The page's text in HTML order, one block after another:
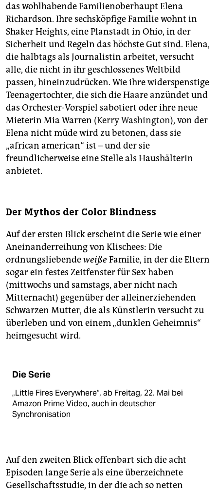
das wohlhabende Familienoberhaupt Elena
Richardson. Ihre sechsköpfige Familie wohnt in
Shaker Heights, eine Planstadt in Ohio, in der
Sicherheit und Regeln das höchste Gut sind. Elena,
die halbtags als Journalistin arbeitet, versucht
alle, die nicht in ihr geschlossenes Weltbild
passen, hineinzudrücken. Wie ihre widerspenstige
Teenagertochter, die sich die Haare anzündet und
das Orchester-Vorspiel sabotiert oder ihre neue
Mieterin Mia Warren (Kerry Washington), von der
Elena nicht müde wird zu betonen, dass sie
„african american“ ist – und der sie
freundlicherweise eine Stelle als Haushälterin
anbietet.
Der Mythos der Color Blindness
Auf der ersten Blick erscheint die Serie wie einer
Aneinanderreihung von Klischees: Die
ordnungsliebendeweißeFamilie, in der die Eltern
sogar ein festes Zeitfenster für Sex haben
(mittwochs und samstags, aber nicht nach
Mitternacht) gegenüber der alleinerziehenden
Schwarzen Mutter, die als Künstlerin versucht zu
überleben und von einem „dunklen Geheimnis“
heimgesucht wird.
Die Serie
„Little Fires Everywhere“, ab Freitag, 22. Mai bei
Amazon Prime Video, auch in deutscher
Synchronisation
Auf den zweiten Blick offenbart sich die acht
Episoden lange Serie als eine überzeichnete
Gesellschaftsstudie, in der die ach so netten